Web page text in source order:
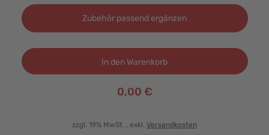
Zubehör passend ergänzen
In den Warenkorb
0,00 €
zzgl. 19% MwSt. , exkl. Versandkosten